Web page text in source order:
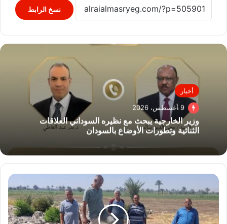
نسخ الرابط
أخبار
9 أغسطس، 2026
وزير الخارجية يبحث مع نظيره السوداني العلاقات
الثنائية وتطورات الأوضاع بالسودان
وزير
الزراعة
يتابع
جهود
منع